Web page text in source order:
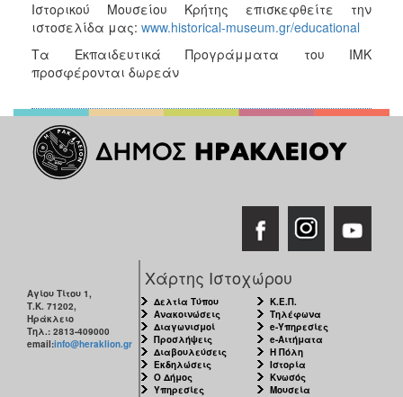
Ιστορικού Μουσείου Κρήτης επισκεφθείτε την
ιστοσελίδα μας: www.historical-museum.gr/educational
Τα Εκπαιδευτικά Προγράμματα του ΙΜΚ
προσφέρονται δωρεάν
Αγίου Τίτου 1,
Τ.Κ. 71202,
Ηράκλειο
Τηλ.: 2813-409000
email:info@heraklion.gr
Χάρτης Ιστοχώρου
Δελτία Τύπου
Ανακοινώσεις
Διαγωνισμοί
Προσλήψεις
Διαβουλεύσεις
Εκδηλώσεις
Ο Δήμος
Υπηρεσίες
Κ.Ε.Π.
Τηλέφωνα
e-Υπηρεσίες
e-Αιτήματα
Η Πόλη
Ιστορία
Κνωσός
Μουσεία